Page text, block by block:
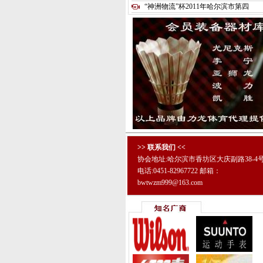
“神洲物流”杯2011年哈尔滨市第四
>> 联系我们 <<
协会地址:哈尔滨市香坊区大庆副路38-4
电话:0451-82967722 邮箱：
bwtwzm999@163.com